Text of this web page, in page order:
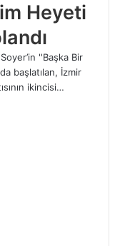
Heyeti
''Başka Bir
başlatılan, İzmir
ikincisi…